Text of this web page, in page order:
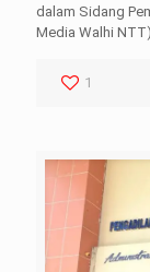
dalam Sidang
Media Walhi NTT)
1